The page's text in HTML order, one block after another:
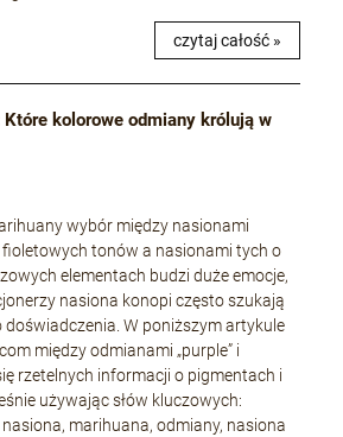
czytaj całość »
Które kolorowe odmiany królują w
wybór między nasionami
tonów a nasionami tych o
elementach budzi duże emocje,
nasiona konopi często szukają
doświadczenia. W poniższym artykule
między odmianami „purple” i
rzetelnych informacji o pigmentach i
używając słów kluczowych:
marihuana, odmiany, nasiona